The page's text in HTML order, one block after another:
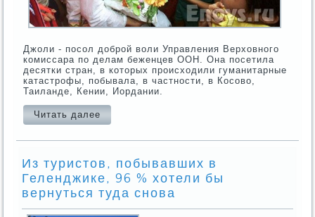
Джоли - посол доброй воли Управления Верховного
комиссара по делам беженцев ООН. Она посетила
десятки стран, в которых происходили гуманитарные
катастрофы, побывала, в частности, в Косово,
Таиланде, Кении, Иордании.
Читать далее
Из туристов, побывавших в
Геленджике, 96 % хотели бы
вернуться туда снова